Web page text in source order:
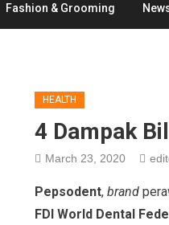
Fashion & Grooming
HEALTH
4 Dampak
March 23, 2020
Pepsodent, brand
FDI World Dental